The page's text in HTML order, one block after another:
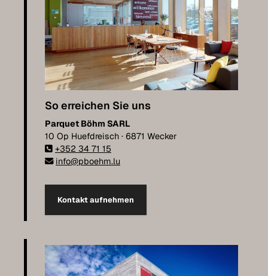
So erreichen Sie uns
Parquet Böhm SARL
10 Op Huefdreisch · 6871 Wecker
+352 34 71 15
info@pboehm.lu
Kontakt aufnehmen